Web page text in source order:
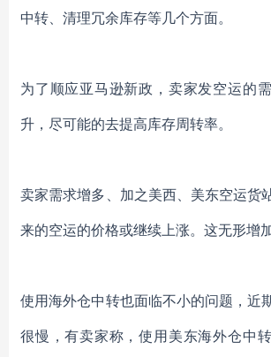
中转、清理冗余库存等几个方面。
为了顺应亚马逊新政，卖家发空运的
升，尽可能的去提高库存周转率。
卖家需求增多、加之美西、美东空运货
来的空运的价格或继续上涨。这无形增
使用海外仓中转也面临不小的问题，近
很慢，有卖家称，使用美东海外仓中